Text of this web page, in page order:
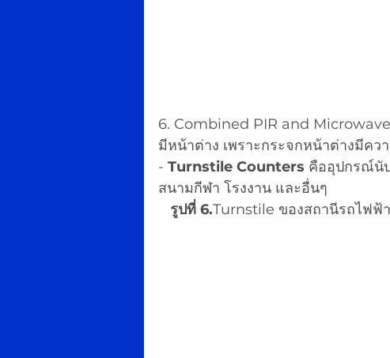
6. Combined PIR and
มีหน้าต่าง เพราะกระจกหน้าต่างมีคว
- Turnstile Counters คืออุปกรณ์นั
สนามกีฬา โรงงาน และอื่นๆ
รูปที่ 6.Turnstile ของสถานีรถไฟฟ้า